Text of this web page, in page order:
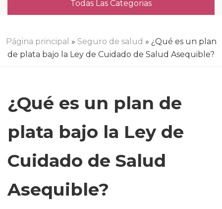
Todas Las Categorias
Página principal » Seguro de salud » ¿Qué es un plan
de plata bajo la Ley de Cuidado de Salud Asequible?
¿Qué es un plan de
plata bajo la Ley de
Cuidado de Salud
Asequible?